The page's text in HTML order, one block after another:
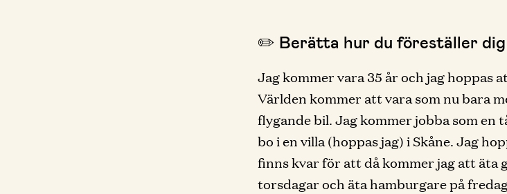
✏️ Berätta hur du föreställer
Jag kommer vara 35 år och jag hoppas
Världen kommer att vara som nu bara
flygande bil. Jag kommer jobba som en
bo i en villa (hoppas jag) i Skåne. Jag
finns kvar för att då kommer jag att äta
torsdagar och äta hamburgare på